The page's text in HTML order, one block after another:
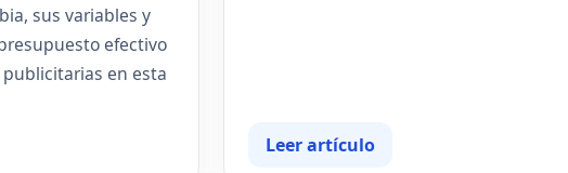
sus variables y
efectivo
en esta
Leer artículo